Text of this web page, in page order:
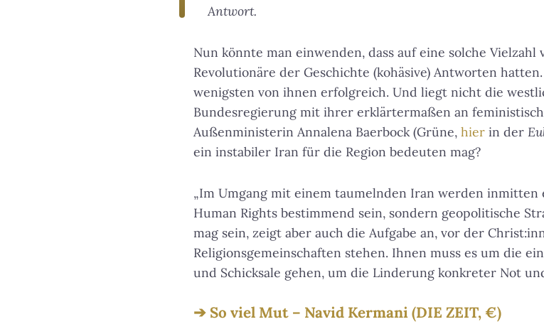
Antwort.
Nun könnte man einwenden, dass auf eine solche
Revolutionäre der Geschichte (kohäsive) Antworten
wenigsten von ihnen erfolgreich. Und liegt nicht die
Bundesregierung mit ihrer erklärtermaßen an
Außenministerin Annalena Baerbock (Grüne, hier in der
ein instabiler Iran für die Region bedeuten mag?
„Im Umgang mit einem taumelnden Iran werden inmitten
Human Rights bestimmend sein, sondern geopolitische
mag sein, zeigt aber auch die Aufgabe an, vor der
Religionsgemeinschaften stehen. Ihnen muss es um die
und Schicksale gehen, um die Linderung konkreter Not
So viel Mut – Navid Kermani (DIE ZEIT, €)